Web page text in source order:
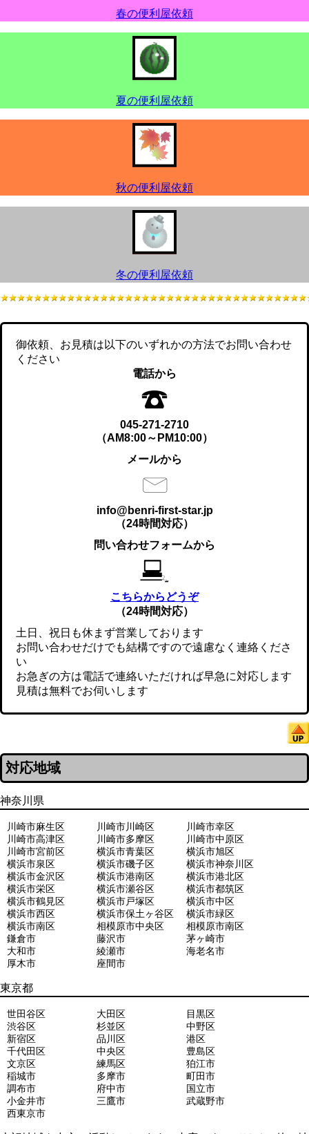
春の便利屋依頼
夏の便利屋依頼
秋の便利屋依頼
冬の便利屋依頼
御依頼、お見積は以下のいずれかの方法でお問い合わせ
ください
電話から
045-271-2710
（AM8:00～PM10:00）
メールから
info@benri-first-star.jp
（24時間対応）
問い合わせフォームから
こちらからどうぞ
（24時間対応）
土日、祝日も休まず営業しております
お問い合わせだけでも結構ですので遠慮なく連絡くださ
い
お急ぎの方は電話で連絡いただければ早急に対応します
見積は無料でお伺いします
対応地域
神奈川県
川崎市麻生区 川崎市川崎区
川崎市幸区
川崎市高津区
川崎市多摩区
川崎市中原区
川崎市宮前区
横浜市青葉区
横浜市旭区
横浜市泉区
横浜市磯子区
横浜市神奈川区
横浜市金沢区
横浜市港南区
横浜市港北区
横浜市栄区
横浜市瀬谷区
横浜市都筑区
横浜市鶴見区
横浜市戸塚区
横浜市中区
横浜市西区
横浜市保土ヶ谷区
横浜市緑区
横浜市南区
相模原市中央区
相模原市南区
鎌倉市
藤沢市
茅ヶ崎市
大和市
綾瀬市
海老名市
厚木市
座間市
東京都
世田谷区 大田区
目黒区
渋谷区
杉並区
中野区
新宿区
品川区
港区
千代田区
中央区
豊島区
文京区
練馬区
狛江市
稲城市
多摩市
町田市
調布市
府中市
国立市
小金井市
三鷹市
武蔵野市
西東京市